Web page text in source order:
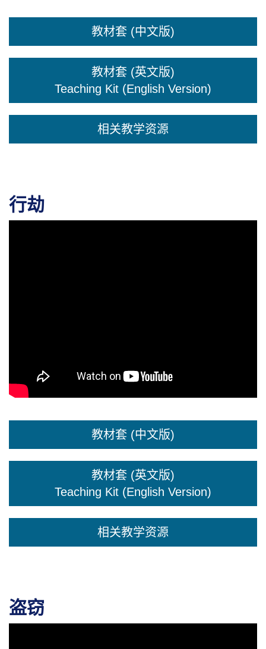
教材套 (中文版)
教材套 (英文版)
Teaching Kit (English Version)
相关教学资源
行劫
教材套 (中文版)
教材套 (英文版)
Teaching Kit (English Version)
相关教学资源
盗窃